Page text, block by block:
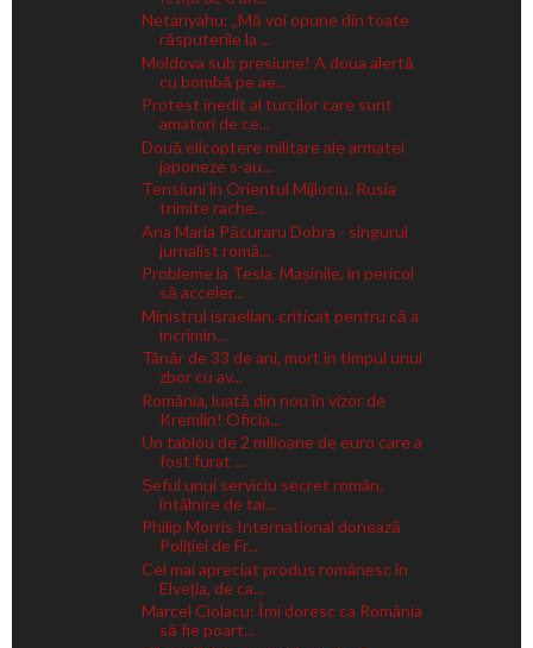
Netanyahu: „Mă voi opune din toate
răsputerile la ...
Moldova sub presiune! A doua alertă
cu bombă pe ae...
Protest inedit al turcilor care sunt
amatori de ce...
Două elicoptere militare ale armatei
japoneze s-au...
Tensiuni în Orientul Mijlociu. Rusia
trimite rache...
Ana Maria Păcuraru Dobra - singurul
jurnalist româ...
Probleme la Tesla. Mașinile, în pericol
să acceler...
Ministrul israelian, criticat pentru că a
incrimin...
Tânăr de 33 de ani, mort în timpul unui
zbor cu av...
România, luată din nou în vizor de
Kremlin! Oficia...
Un tablou de 2 milioane de euro care a
fost furat ...
Șeful unui serviciu secret român,
întâlnire de tai...
Philip Morris International donează
Poliției de Fr...
Cel mai apreciat produs românesc în
Elveția, de ca...
Marcel Ciolacu: Îmi doresc ca România
să fie poart...